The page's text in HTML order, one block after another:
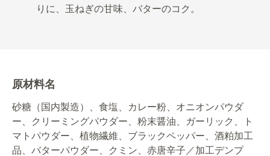
りに、玉ねぎの甘味、バターのコク。
原材料名
砂糖（国内製造）、食塩、カレー粉、オニオンパウダ
ー、クリーミングパウダー、粉末醤油、ガーリック、ト
マトパウダー、植物繊維、ブラックペッパー、酒粕加工
品、バターパウダー、クミン、赤唐辛子／加工デンプ